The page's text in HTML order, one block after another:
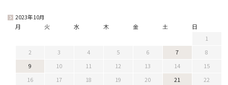
2023年10月
月 火 水 木 金 土 日
1
2
3 4 5 6 7
8
9
10 11 12 13 14
15
16
17 18 19 20 21
22